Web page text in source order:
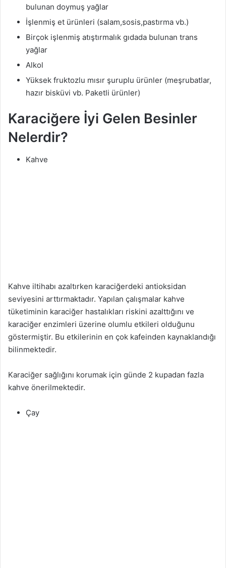
bulunan doymuş yağlar
İşlenmiş et ürünleri (salam,sosis,pastırma vb.)
Birçok işlenmiş atıştırmalık gıdada bulunan trans
yağlar
Alkol
Yüksek fruktozlu mısır şuruplu ürünler (meşrubatlar,
hazır bisküvi vb. Paketli ürünler)
Karaciğere İyi Gelen Besinler
Nelerdir?
Kahve
Kahve iltihabı azaltırken karaciğerdeki antioksidan
seviyesini arttırmaktadır. Yapılan çalışmalar kahve
tüketiminin karaciğer hastalıkları riskini azalttığını ve
karaciğer enzimleri üzerine olumlu etkileri olduğunu
göstermiştir. Bu etkilerinin en çok kafeinden kaynaklandığı
bilinmektedir.
Karaciğer sağlığını korumak için günde 2 kupadan fazla
kahve önerilmektedir.
Çay